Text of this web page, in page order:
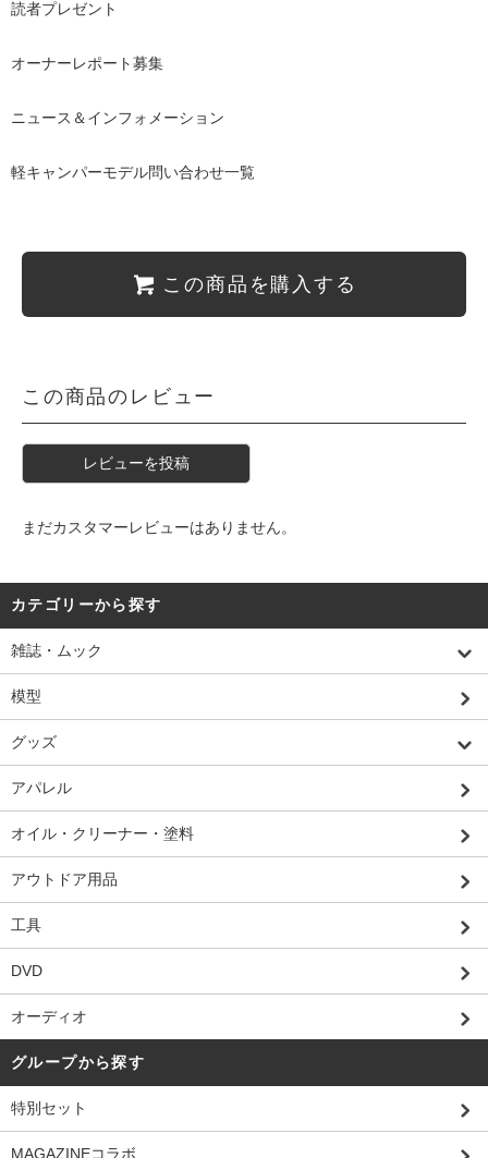
読者プレゼント
オーナーレポート募集
ニュース＆インフォメーション
軽キャンパーモデル問い合わせ一覧
この商品を購入する
この商品のレビュー
レビューを投稿
まだカスタマーレビューはありません。
カテゴリーから探す
雑誌・ムック
模型
グッズ
アパレル
オイル・クリーナー・塗料
アウトドア用品
工具
DVD
オーディオ
グループから探す
特別セット
MAGAZINEコラボ